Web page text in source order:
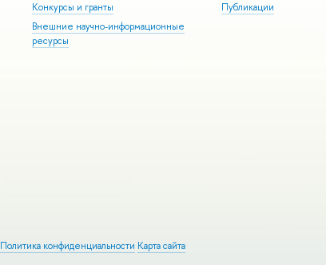
Конкурсы и гранты
Внешние научно-информационные
ресурсы
Публикации
Политика конфиденциальности Карта сайта